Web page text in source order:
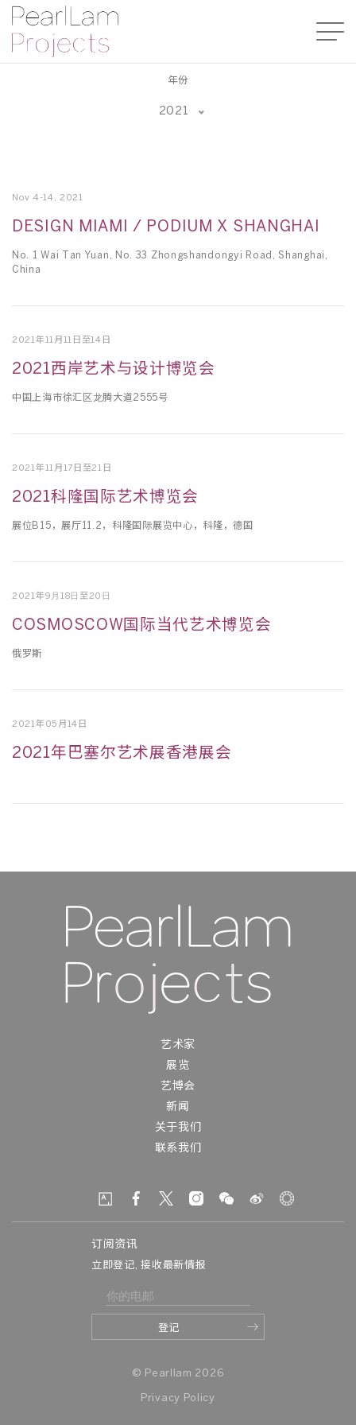
年份
2021
Nov 4-14, 2021
DESIGN MIAMI / PODIUM X SHANGHAI
No. 1 Wai Tan Yuan, No. 33 Zhongshandongyi Road, Shanghai,
China
2021年11月11日至14日
2021西岸艺术与设计博览会
中国上海市徐汇区⻰腾⼤道2555号
2021年11月17日至21日
2021科隆国际艺术博览会
展位B15，展厅11.2，科隆国际展览中心，科隆，德国
2021年9⽉18⽇至20⽇
COSMOSCOW国际当代艺术博览会
俄罗斯
2021年05月14日
2021年巴塞尔艺术展香港展会
艺术家
展览
艺博会
新闻
关于我们
联系我们
订阅资讯
立即登记, 接收最新情报
© Pearllam 2026
Privacy Policy